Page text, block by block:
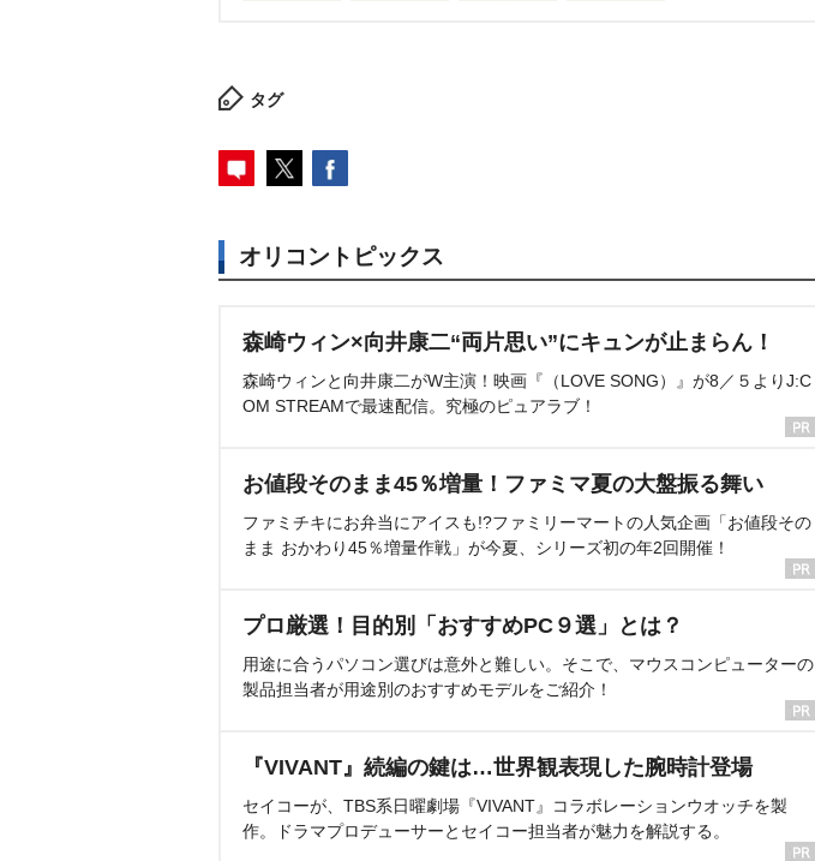
タグ
オリコントピックス
森崎ウィン×向井康二“両片思い”にキュンが止まらん！
森崎ウィンと向井康二がW主演！映画『（LOVE SONG）』が8／５よりJ:C
OM STREAMで最速配信。究極のピュアラブ！
お値段そのまま45％増量！ファミマ夏の大盤振る舞い
ファミチキにお弁当にアイスも!?ファミリーマートの人気企画「お値段その
まま おかわり45％増量作戦」が今夏、シリーズ初の年2回開催！
プロ厳選！目的別「おすすめPC９選」とは？
用途に合うパソコン選びは意外と難しい。そこで、マウスコンピューターの
製品担当者が用途別のおすすめモデルをご紹介！
『VIVANT』続編の鍵は…世界観表現した腕時計登場
セイコーが、TBS系日曜劇場『VIVANT』コラボレーションウオッチを製
作。ドラマプロデューサーとセイコー担当者が魅力を解説する。